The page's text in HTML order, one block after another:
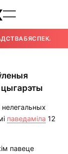
БЯСПЕКА
цыгарэты
паведаміла 12
павеце